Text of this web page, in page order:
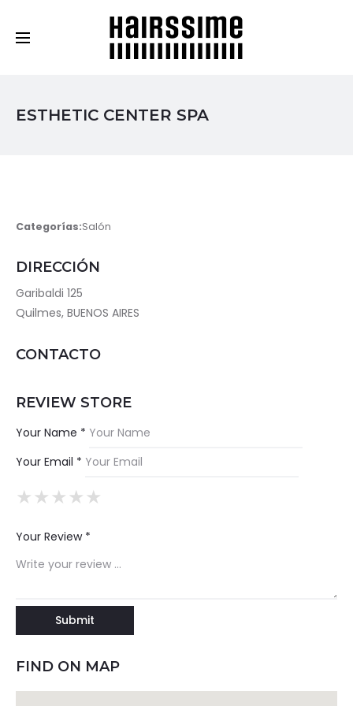
ESTHETIC CENTER SPA
Categorías:Salón
DIRECCIÓN
Garibaldi 125
Quilmes, BUENOS AIRES
CONTACTO
REVIEW STORE
Your Name *
Your Email *
★
★★
★★★
★★★★
★★★★★
Your Review *
FIND ON MAP